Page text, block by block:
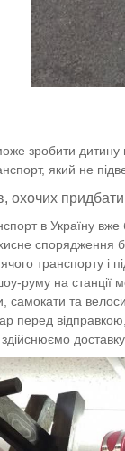
зробити дитину
який не
охочих
в Україну
транспорту і
руму на станції
самокати та
перед
доставку